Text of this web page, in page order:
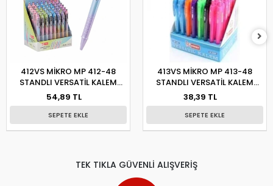
412VS MİKRO MP 412-48
STANDLI VERSATİL KALEM
0,7MM
54,89 TL
SEPETE EKLE
413VS MİKRO MP 413-48
STANDLI VERSATİL KALEM
0,7MM
38,39 TL
SEPETE EKLE
TEK TIKLA GÜVENLİ ALIŞVERİŞ